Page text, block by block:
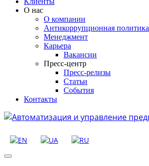
О нас
О компании
Антикоррупционная политика
Менеджмент
Карьера
Вакансии
Пресс-центр
Пресс-релизы
Статьи
События
Контакты